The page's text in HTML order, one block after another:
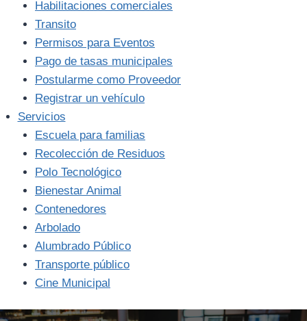
Habilitaciones comerciales
Transito
Permisos para Eventos
Pago de tasas municipales
Postularme como Proveedor
Registrar un vehículo
Servicios
Escuela para familias
Recolección de Residuos
Polo Tecnológico
Bienestar Animal
Contenedores
Arbolado
Alumbrado Público
Transporte público
Cine Municipal